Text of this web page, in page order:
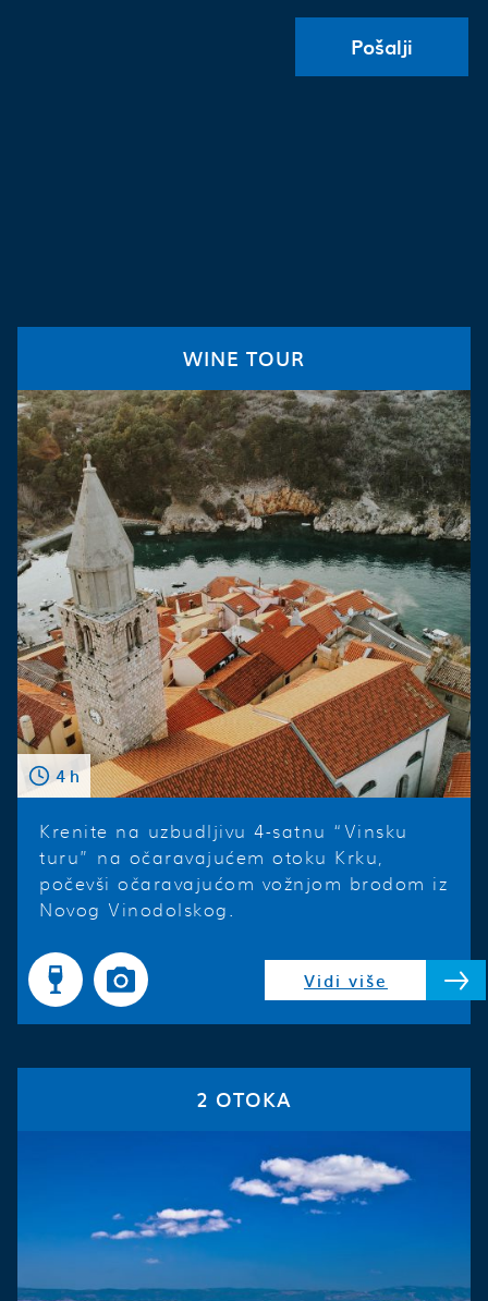
WINE TOUR
4 h
Krenite na uzbudljivu 4-satnu “Vinsku
turu” na očaravajućem otoku Krku,
počevši očaravajućom vožnjom brodom iz
Novog Vinodolskog.
Vidi više
2 OTOKA